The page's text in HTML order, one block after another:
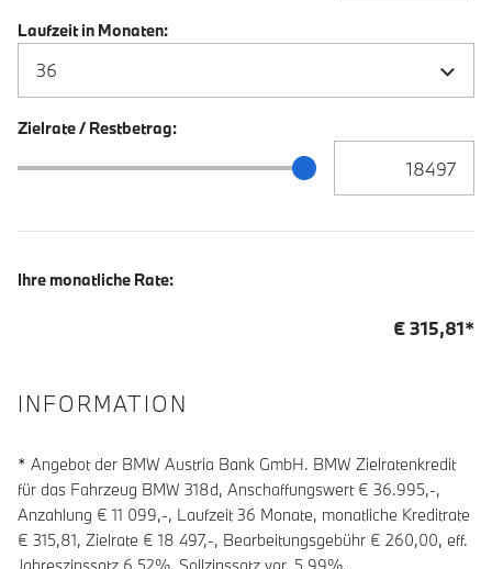
Laufzeit in Monaten:
Zielrate / Restbetrag:
Zielrate / Restbetrag Schieberegler
Ihre monatliche Rate:
€315,81*
INFORMATION
* Angebot der BMW Austria Bank GmbH. BMW Zielratenkredit
für das Fahrzeug BMW 318d, Anschaffungswert € 36.995,-,
Anzahlung € 11 099,-, Laufzeit36 Monate, monatliche Kreditrate
€ 315,81, Zielrate € 18 497,-, Bearbeitungsgebühr € 260,00, eff.
Jahreszinssatz 6,52%, Sollzinssatz var. 5,99%,